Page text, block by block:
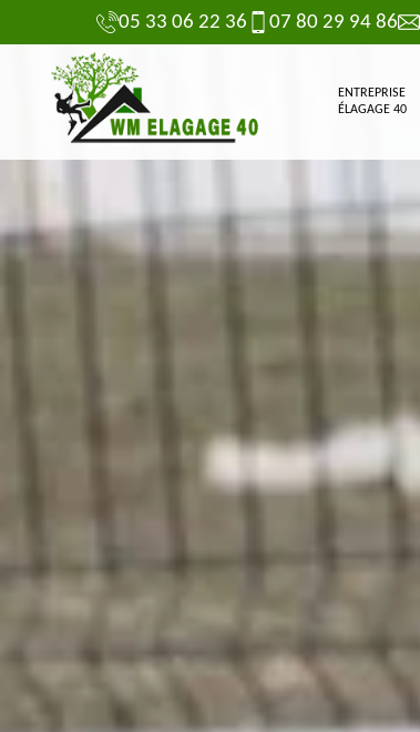
05 33 06 22 36 07 80 29 94 86
ENTREPRISE
ÉLAGAGE 40